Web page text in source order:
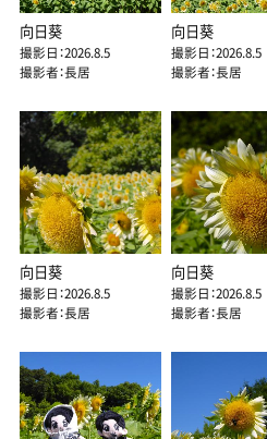
向日葵
撮影日：2026.8.5
撮影者：長居
向日葵
撮影日：2026.8.5
撮影者：長居
向日葵
撮影日：2026.8.5
撮影者：長居
向日葵
撮影日：2026.8.5
撮影者：長居